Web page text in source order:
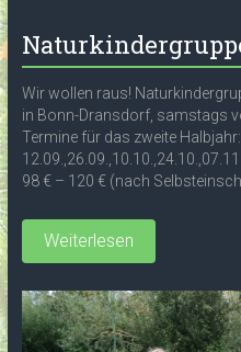
Wir wollen raus!
in Bonn-Dransdorf, samstags
Termine für das zweite Halbjahr:
98 € – 120 € (nach
Weiterlesen